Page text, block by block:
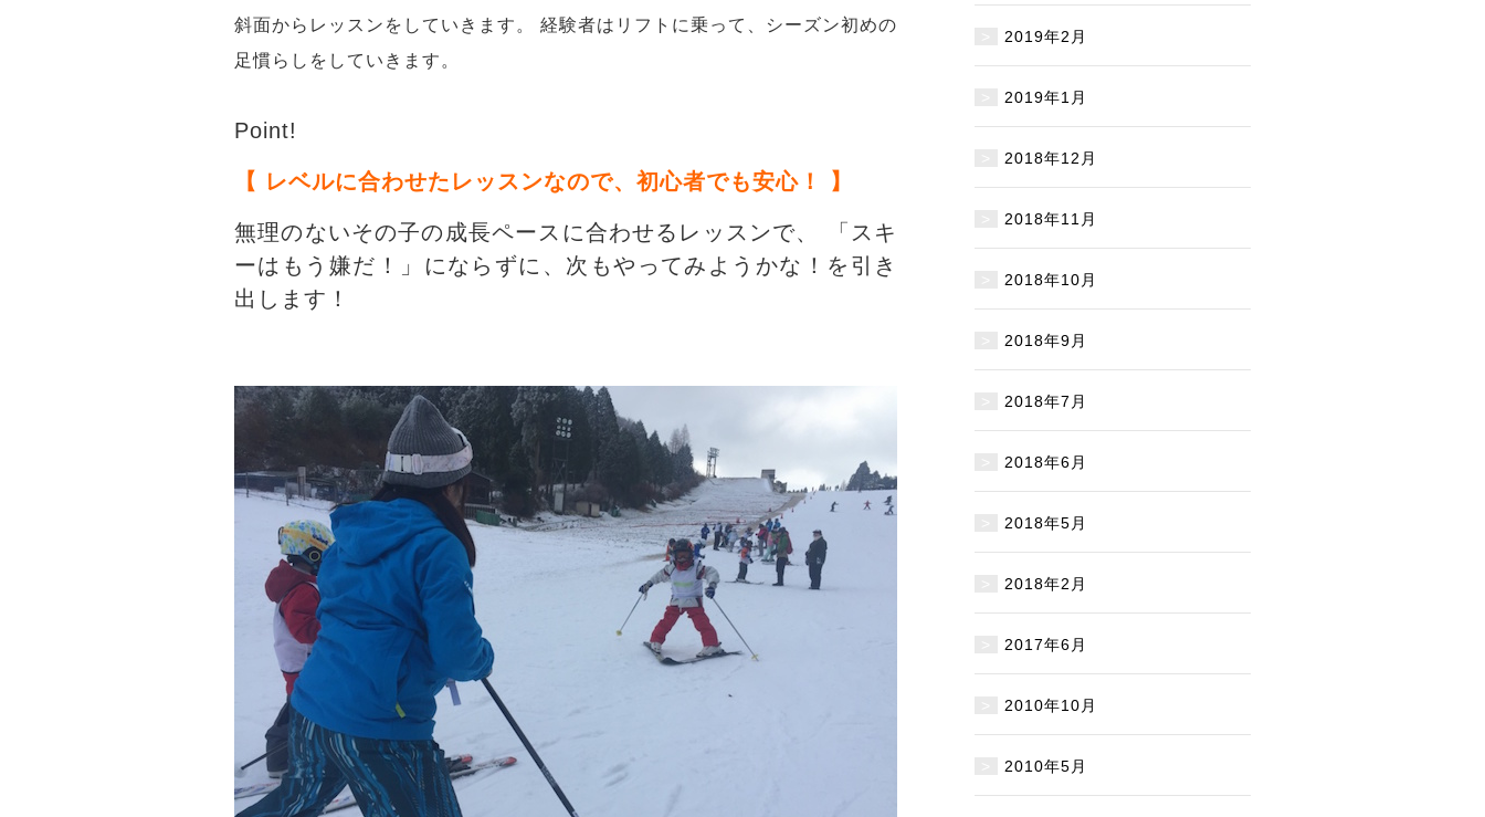
斜面からレッスンをしていきます。 経験者はリフトに乗って、シーズン初めの
足慣らしをしていきます。
Point!
【 レベルに合わせたレッスンなので、初心者でも安心！ 】
無理のないその子の成長ペースに合わせるレッスンで、 「スキ
ーはもう嫌だ！」にならずに、次もやってみようかな！を引き
出します！
2019年2月
2019年1月
2018年12月
2018年11月
2018年10月
2018年9月
2018年7月
2018年6月
2018年5月
2018年2月
2017年6月
2010年10月
2010年5月